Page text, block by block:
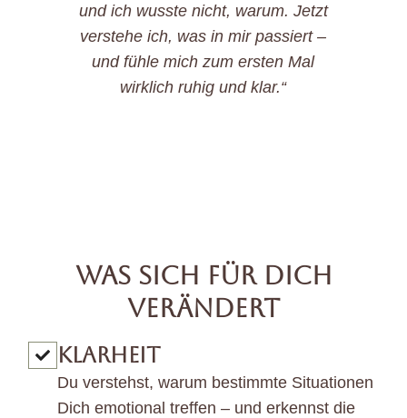
und ich wusste nicht, warum. Jetzt
verstehe ich, was in mir passiert –
und fühle mich zum ersten Mal
wirklich ruhig und klar.“
WAS SICH FÜR DICH
VERÄNDERT
KLARHEIT
Du verstehst, warum bestimmte Situationen
Dich emotional treffen – und erkennst die